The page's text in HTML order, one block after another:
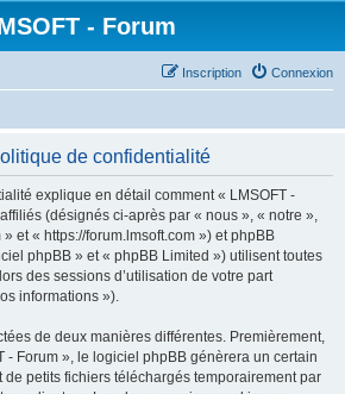
- Forum
Connexion
Inscription
de confidentialité
explique en détail comment « LMSOFT -
(désignés ci-après par « nous », « notre »,
et « https://forum.lmsoft.com ») et phpBB
phpBB » et « phpBB Limited ») utilisent toutes
des sessions d’utilisation de votre part
informations »).
de deux manières différentes. Premièrement,
- Forum », le logiciel phpBB génèrera un certain
petits fichiers téléchargés temporairement par